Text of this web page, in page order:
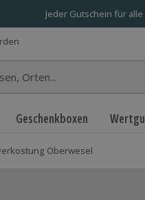
Jeder Gutschein für
Geschenkboxen
Oberwesel